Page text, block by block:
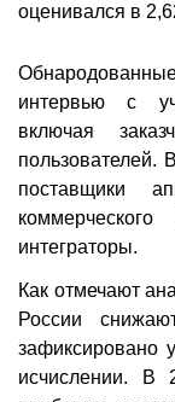
оценивался в
интервью с
включая
пользователей.
поставщики
интеграторы.
Как отмечают
России
зафиксировано
исчислении. В